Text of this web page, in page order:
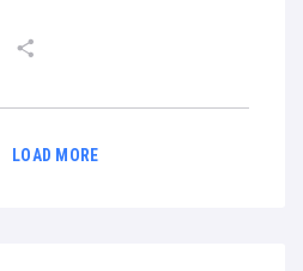
LOAD MORE